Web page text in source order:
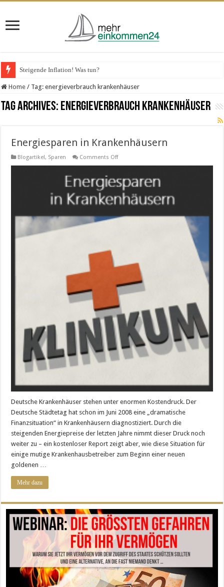
Steigende Inflation! Was tun?
Home / Tag:energieverbrauch krankenhäuser
Tag Archives: energieverbrauch krankenhäuser
Energiesparen in Krankenhäusern
Blogartikel, Sparen Comments Offon
Deutsche Krankenhäuser stehen unter enormen Kostendruck. Der
Deutsche Städtetag hat schon im Juni 2008 eine „dramatische
Finanzsituation“ in Krankenhäusern diagnostiziert. Durch die
steigenden Energiepreise der letzten Jahre nimmt dieser Druck noch
weiter zu – ein kostenloser Report zeigt aber, wie diese Situation für
einige mutige Krankenhausbetreiber zum Beginn einer neuen
goldenen …
Mehr dazu